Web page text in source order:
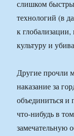
слишком
технологий (в
к глобализации,
культуру и
Другие прочли
наказание за
объединиться и
что-нибудь в
замечательную